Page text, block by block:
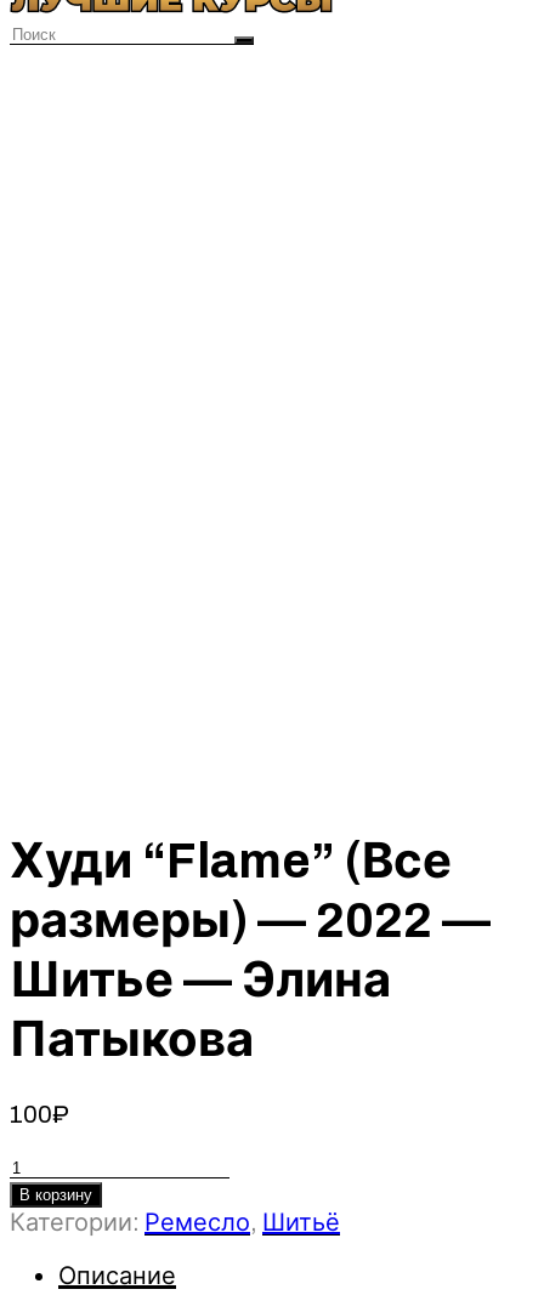
Худи “Flame” (Все
размеры) — 2022 —
Шитье — Элина
Патыкова
100₽
Количество
товара
Худи
(Все
В корзину
Категории: Ремесло, Шитьё
Описание